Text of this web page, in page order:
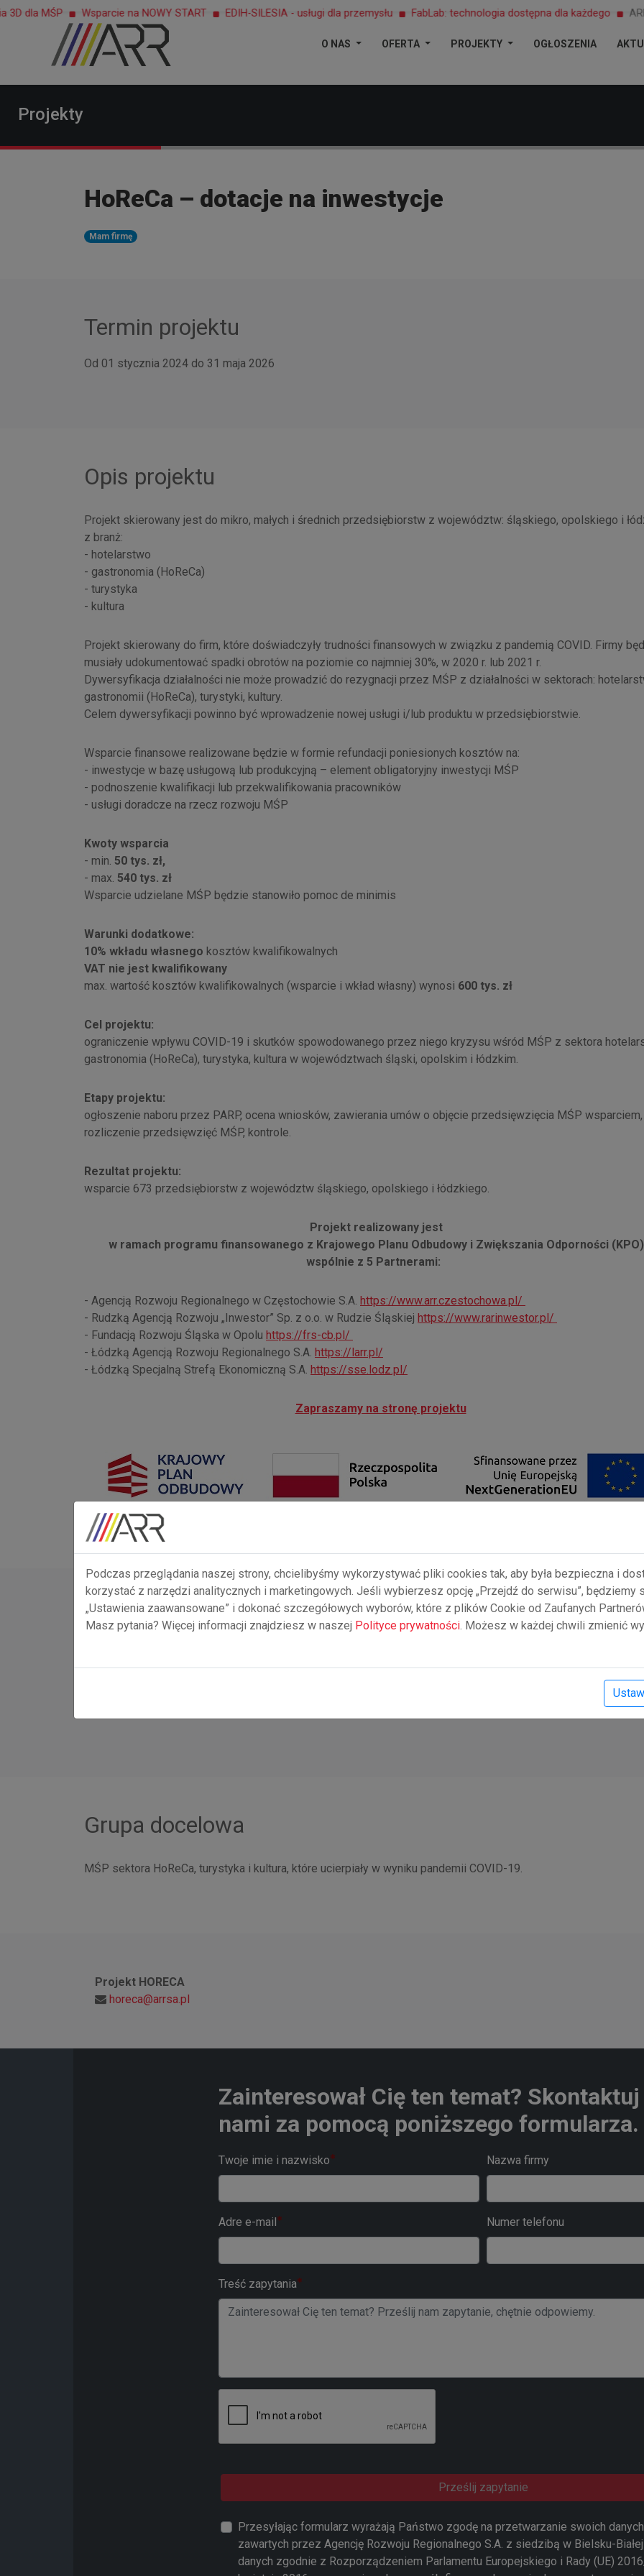
Wsparcie na NOWY START EDIH-SILESIA - usługi dla przemysłu FabLab: technologia dostępna dla każdego ARR S.A.
O NAS OFERTA PROJEKTY OGŁOSZENIA
Projekty
HoReCa – dotacje na inwestycje
Mam firmę
Termin projektu
Od 01 stycznia 2024 do 31 maja 2026
Opis projektu
Projekt skierowany jest do mikro, małych i średnich przedsiębiorstw z województw: śląskiego, opolskiego i
z branż:
- hotelarstwo
- gastronomia (HoReCa)
- turystyka
- kultura
Projekt skierowany do firm, które doświadczyły trudności finansowych w związku z pandemią COVID. Firmy
musiały udokumentować spadki obrotów na poziomie co najmniej 30%, w 2020 r. lub 2021 r.
Dywersyfikacja działalności nie może prowadzić do rezygnacji przez MŚP z działalności w sektorach:
gastronomii (HoReCa), turystyki, kultury.
Celem dywersyfikacji powinno być wprowadzenie nowej usługi i/lub produktu w przedsiębiorstwie.
Wsparcie finansowe realizowane będzie w formie refundacji poniesionych kosztów na:
- inwestycje w bazę usługową lub produkcyjną – element obligatoryjny inwestycji MŚP
- podnoszenie kwalifikacji lub przekwalifikowania pracowników
- usługi doradcze na rzecz rozwoju MŚP
Kwoty wsparcia
- min. 50 tys. zł,
- max. 540 tys. zł
Wsparcie udzielane MŚP będzie stanowiło pomoc de minimis
Warunki dodatkowe:
10% wkładu własnego kosztów kwalifikowalnych
VAT nie jest kwalifikowany
max. wartość kosztów kwalifikowalnych (wsparcie i wkład własny) wynosi 600 tys. zł
Cel projektu:
ograniczenie wpływu COVID-19 i skutków spowodowanego przez niego kryzysu wśród MŚP z sektora
gastronomia (HoReCa), turystyka, kultura w województwach śląski, opolskim i łódzkim.
Etapy projektu:
ogłoszenie naboru przez PARP, ocena wniosków, zawierania umów o objęcie przedsięwzięcia MŚP wsparciem,
rozliczenie przedsięwzięć MŚP, kontrole.
Rezultat projektu:
wsparcie 673 przedsiębiorstw z województw śląskiego, opolskiego i łódzkiego.
Projekt realizowany jest
w ramach programu finansowanego z Krajowego Planu Odbudowy i Zwiększania Odporności (KPO)
wspólnie z 5 Partnerami:
- Agencją Rozwoju Regionalnego w Częstochowie S.A. https://www.arr.czestochowa.pl/
- Rudzką Agencją Rozwoju „Inwestor” Sp. z o.o. w Rudzie Śląskiej https://www.rarinwestor.pl/
- Fundacją Rozwoju Śląska w Opolu https://frs-cb.pl/
- Łódzką Agencją Rozwoju Regionalnego S.A. https://larr.pl/
- Łódzką Specjalną Strefą Ekonomiczną S.A. https://sse.lodz.pl/
Zapraszamy na stronę projektu
Forma wsparcia
Grupa docelowa
MŚP sektora HoReCa, turystyka i kultura, które ucierpiały w wyniku pandemii COVID-19.
Projekt HORECA
horeca@arrsa.pl
Zainteresował Cię ten temat?
nami za pomocą poniższego formularza.
Twoje imie i nazwisko Nazwa firmy
Adre e-mail Numer telefonu
Treść zapytania
Prześlij zapytanie
Przesyłając formularz wyrażają Państwo zgodę na przetwarzanie swoich
zawartych przez Agencję Rozwoju Regionalnego S.A. z siedzibą w Bielsku-
danych zgodnie z Rozporządzeniem Parlamentu Europejskiego i Rady (UE)
Podczas przeglądania naszej strony, chcielibyśmy wykorzystywać pliki cookies tak, aby była bezpieczna i
korzystać z narzędzi analitycznych i marketingowych. Jeśli wybierzesz opcję „Przejdź do serwisu”,
„Ustawienia zaawansowane” i dokonać szczegółowych wyborów, które z plików Cookie od Zaufanych
Masz pytania? Więcej informacji znajdziesz w naszej Polityce prywatności. Możesz w każdej chwili zmienić